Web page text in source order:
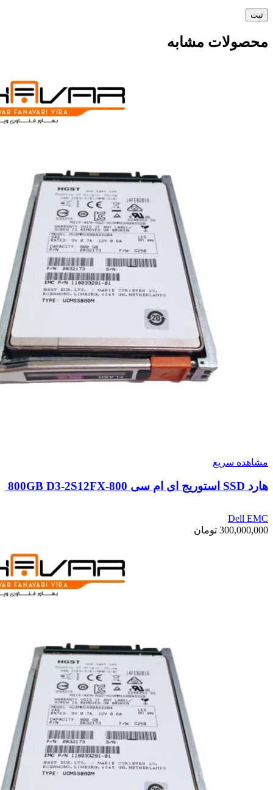
محصولات مشابه
مشاهده سریع
هارد SSD استوریج ای ام سی 800GB D3-2S12FX-800
Dell EMC
300,000,000 تومان